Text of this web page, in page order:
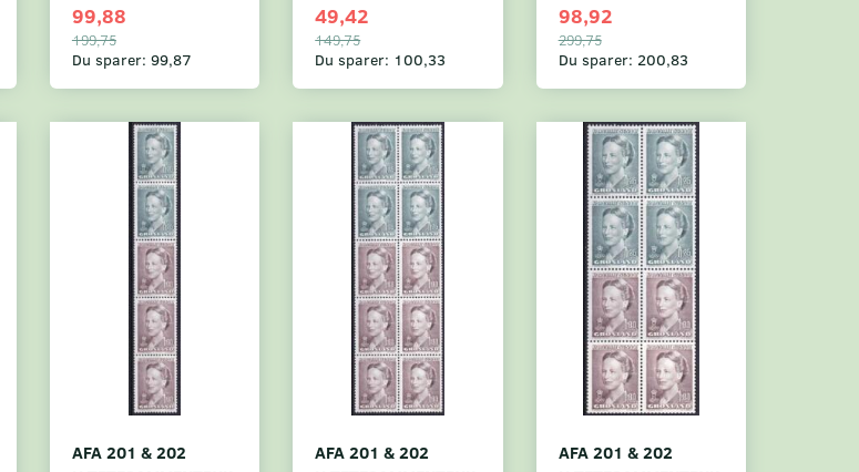
99,88
199,75
Du sparer: 99,87
49,42
149,75
Du sparer: 100,33
98,92
299,75
Du sparer: 200,83
AFA 201 & 202
AFA 201 & 202
AFA 201 & 202